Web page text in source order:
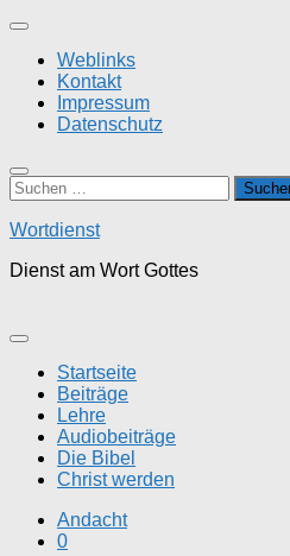
Zum
springenWeblinks
Kontakt
Impressum
Datenschutz
Suchen
nach:
Wortdienst
Dienst am Wort Gottes
Startseite
Beiträge
Lehre
Audiobeiträge
Die Bibel
Christ werden
Andacht
0